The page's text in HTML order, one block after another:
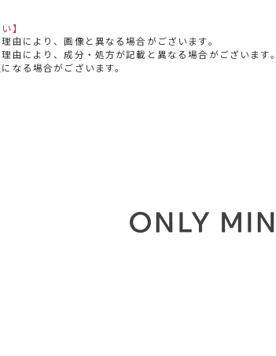
】
由により、画像と異なる場合がございます。
由により、成分・処方が記載と異なる場合がございます。
なる場合がございます。